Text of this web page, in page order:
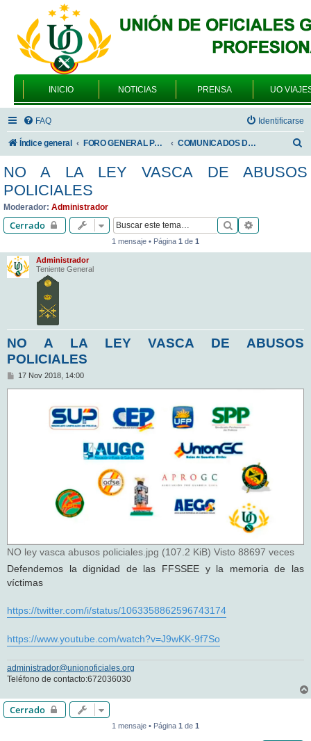
INICIO NOTICIAS PRENSA UO
FAQ Identificarse
Índice general FORO GENERAL PARA TODOS LOS USUARIOS COMUNICADOS DE LA UNIÓN DE OFICIALES
s
NO A LA LEY VASCA DE ABUSOS
POLICIALES
Moderador: Administrador
Cerrado Buscar
1 mensaje • Página 1 de 1
Administrador
Teniente General
NO A LA LEY VASCA DE ABUSOS
POLICIALES
M17 Nov 2018, 14:00
NO ley vasca abusos policiales.jpg (107.2 KiB) Visto 88697 veces
Defendemos la dignidad de las FFSSEE y la memoria de las
víctimas
https://twitter.com/i/status/1063358862596743174
https://www.youtube.com/watch?v=J9wKK-9f7So
administrador@unionoficiales.org
Teléfono de contacto:672036030
Cerrado
1 mensaje • Página 1 de 1